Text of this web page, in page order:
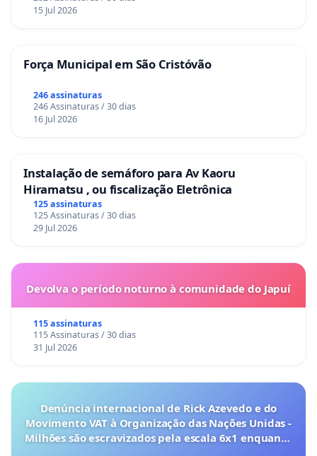
15 Jul 2026
Força Municipal em São Cristóvão
246 assinaturas
246 Assinaturas / 30 dias
16 Jul 2026
Instalação de semáforo para Av Kaoru
Hiramatsu , ou fiscalização Eletrônica
125 assinaturas
125 Assinaturas / 30 dias
29 Jul 2026
Devolva o período noturno à comunidade do Japuí
115 assinaturas
115 Assinaturas / 30 dias
31 Jul 2026
Denúncia internacional de Rick Azevedo e do
Movimento VAT à Organização das Nações Unidas -
Milhões são escravizados pela escala 6x1 enquanto